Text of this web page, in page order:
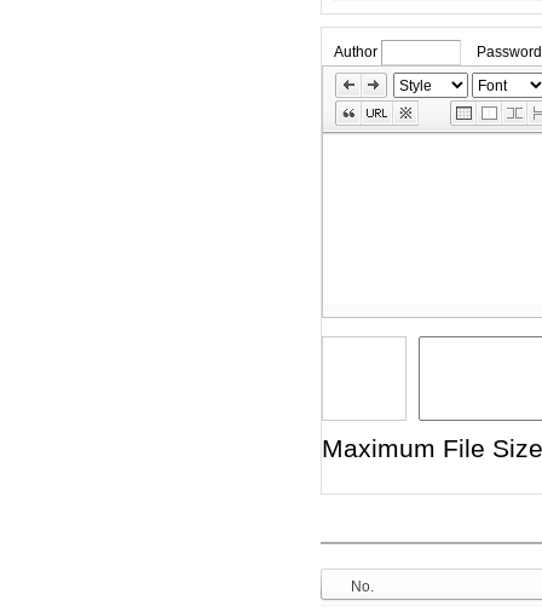
Author
Password
Skip
Edit
Toolbox
Maximum File
No.